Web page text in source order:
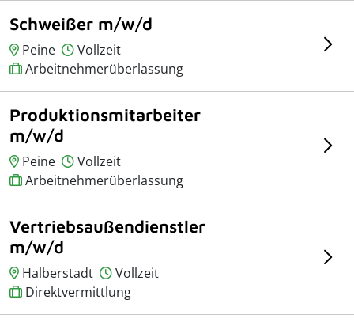
Schweißer m/w/d
Peine
Vollzeit
Arbeitnehmerüberlassung
Produktionsmitarbeiter
m/w/d
Peine
Vollzeit
Arbeitnehmerüberlassung
Vertriebsaußendienstler
m/w/d
Halberstadt
Vollzeit
Direktvermittlung